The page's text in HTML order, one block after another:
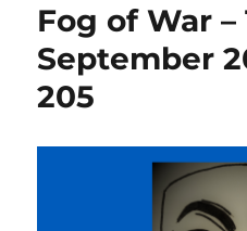
Fog of War –
September
205